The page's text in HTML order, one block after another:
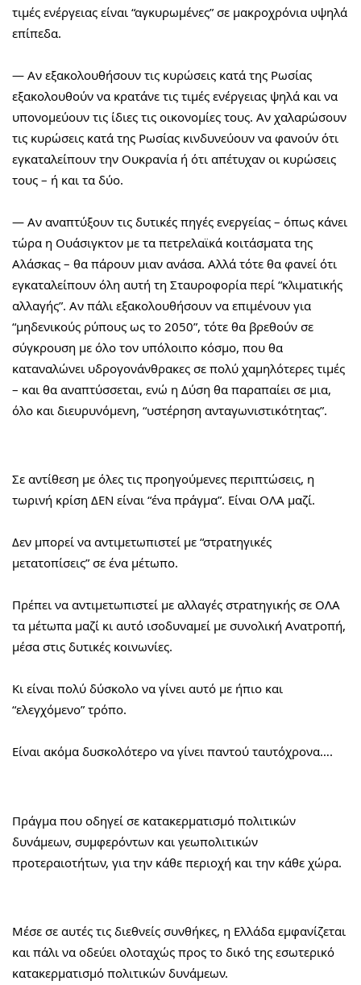
τιμές ενέργειας είναι “αγκυρωμένες” σε μακροχρόνια υψηλά
επίπεδα.
— Αν εξακολουθήσουν τις κυρώσεις κατά της Ρωσίας
εξακολουθούν να κρατάνε τις τιμές ενέργειας ψηλά και να
υπονομεύουν τις ίδιες τις οικονομίες τους. Αν χαλαρώσουν
τις κυρώσεις κατά της Ρωσίας κινδυνεύουν να φανούν ότι
εγκαταλείπουν την Ουκρανία ή ότι απέτυχαν οι κυρώσεις
τους – ή και τα δύο.
— Αν αναπτύξουν τις δυτικές πηγές ενεργείας – όπως κάνει
τώρα η Ουάσιγκτον με τα πετρελαϊκά κοιτάσματα της
Αλάσκας – θα πάρουν μιαν ανάσα. Αλλά τότε θα φανεί ότι
εγκαταλείπουν όλη αυτή τη Σταυροφορία περί “κλιματικής
αλλαγής”. Αν πάλι εξακολουθήσουν να επιμένουν για
“μηδενικούς ρύπους ως το 2050”, τότε θα βρεθούν σε
σύγκρουση με όλο τον υπόλοιπο κόσμο, που θα
καταναλώνει υδρογονάνθρακες σε πολύ χαμηλότερες τιμές
– και θα αναπτύσσεται, ενώ η Δύση θα παραπαίει σε μια,
όλο και διευρυνόμενη, “υστέρηση ανταγωνιστικότητας”.
Σε αντίθεση με όλες τις προηγούμενες περιπτώσεις, η
τωρινή κρίση ΔΕΝ είναι “ένα πράγμα”. Είναι ΟΛΑ μαζί.
Δεν μπορεί να αντιμετωπιστεί με “στρατηγικές
μετατοπίσεις” σε ένα μέτωπο.
Πρέπει να αντιμετωπιστεί με αλλαγές στρατηγικής σε ΟΛΑ
τα μέτωπα μαζί κι αυτό ισοδυναμεί με συνολική Ανατροπή,
μέσα στις δυτικές κοινωνίες.
Κι είναι πολύ δύσκολο να γίνει αυτό με ήπιο και
“ελεγχόμενο” τρόπο.
Είναι ακόμα δυσκολότερο να γίνει παντού ταυτόχρονα….
Πράγμα που οδηγεί σε κατακερματισμό πολιτικών
δυνάμεων, συμφερόντων και γεωπολιτικών
προτεραιοτήτων, για την κάθε περιοχή και την κάθε χώρα.
Μέσε σε αυτές τις διεθνείς συνθήκες, η Ελλάδα εμφανίζεται
και πάλι να οδεύει ολοταχώς προς το δικό της εσωτερικό
κατακερματισμό πολιτικών δυνάμεων.